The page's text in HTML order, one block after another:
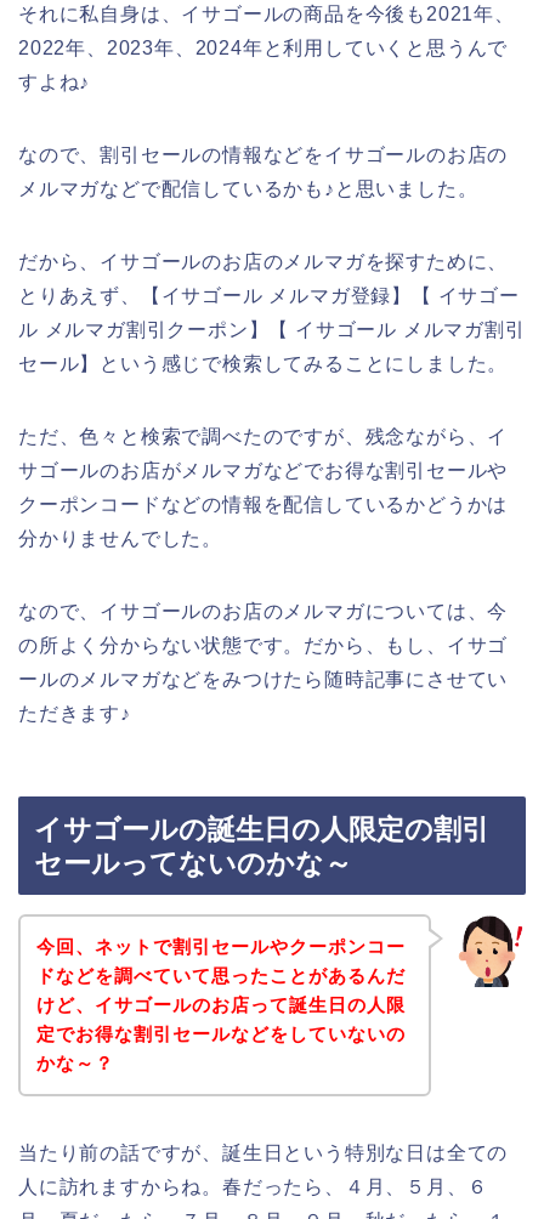
それに私自身は、イサゴールの商品を今後も2021年、
2022年、2023年、2024年と利用していくと思うんで
すよね♪
なので、割引セールの情報などをイサゴールのお店の
メルマガなどで配信しているかも♪と思いました。
だから、イサゴールのお店のメルマガを探すために、
とりあえず、【イサゴール メルマガ登録】【 イサゴー
ル メルマガ割引クーポン】【 イサゴール メルマガ割引
セール】という感じで検索してみることにしました。
ただ、色々と検索で調べたのですが、残念ながら、イ
サゴールのお店がメルマガなどでお得な割引セールや
クーポンコードなどの情報を配信しているかどうかは
分かりませんでした。
なので、イサゴールのお店のメルマガについては、今
の所よく分からない状態です。だから、もし、イサゴ
ールのメルマガなどをみつけたら随時記事にさせてい
ただきます♪
イサゴールの誕生日の人限定の割引
セールってないのかな～
今回、ネットで割引セールやクーポンコー
ドなどを調べていて思ったことがあるんだ
けど、イサゴールのお店って誕生日の人限
定でお得な割引セールなどをしていないの
かな～？
当たり前の話ですが、誕生日という特別な日は全ての
人に訪れますからね。春だったら、４月、５月、６